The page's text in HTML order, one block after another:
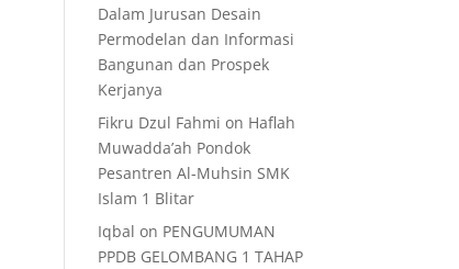
Dalam Jurusan Desain
Permodelan dan Informasi
Bangunan dan Prospek
Kerjanya
Fikru Dzul Fahmi on Haflah
Muwadda’ah Pondok
Pesantren Al-Muhsin SMK
Islam 1 Blitar
Iqbal on PENGUMUMAN
PPDB GELOMBANG 1 TAHAP